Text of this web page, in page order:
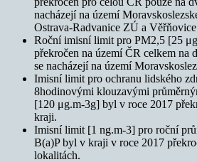
nacházejí na území
Ostrava-Radvanice ZÚ a
Roční imisní limit pro PM2,5 [25
překročen na území ČR celkem na
se nacházejí na území
Imisní limit pro ochranu lidského
8hodinovými klouzavými
[120 μg.m-3g] byl v roce 2017
kraji.
Imisní limit [1 ng.m-3] pro roční
B(a)P byl v kraji v roce 2017
lokalitách.